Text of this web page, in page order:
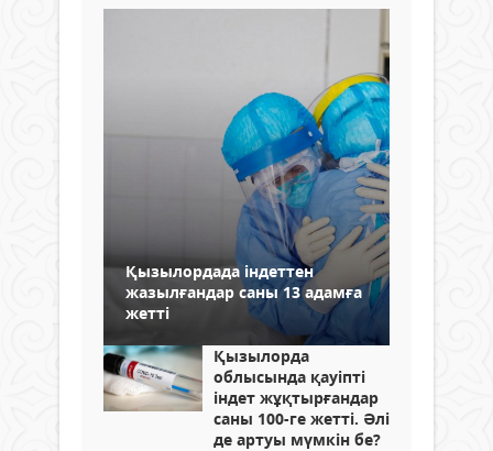
Қызылордада індеттен
жазылғандар саны 13 адамға
жетті
Қызылорда
облысында қауіпті
індет жұқтырғандар
саны 100-ге жетті. Әлі
де артуы мүмкін бе?